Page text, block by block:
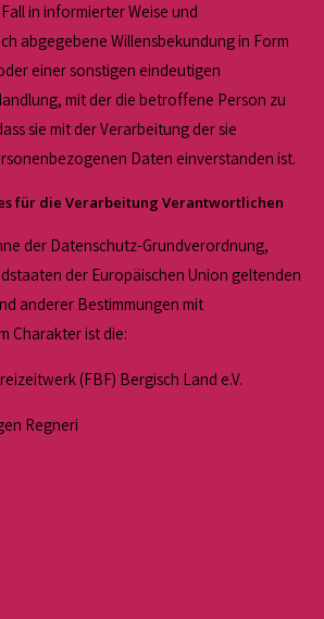
in informierter Weise und
abgegebene Willensbekundung in Form
einer sonstigen eindeutigen
mit der die betroffene Person zu
sie mit der Verarbeitung der sie
Daten einverstanden ist.
für die Verarbeitung Verantwortlichen
der Datenschutz-Grundverordnung,
der Europäischen Union geltenden
anderer Bestimmungen mit
Charakter ist die:
(FBF) Bergisch Land e.V.
Regneri